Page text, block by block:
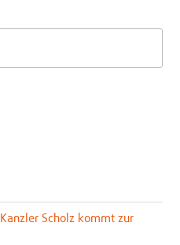
Scholz kommt zur